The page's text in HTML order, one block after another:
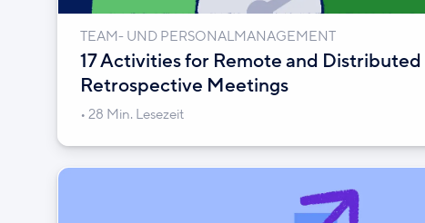
TEAM- UND PERSONALMANAGEMENT
17 Activities for Remote and Distributed
Retrospective Meetings
28 Min. Lesezeit